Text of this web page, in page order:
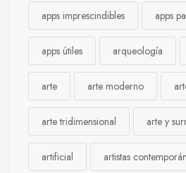
apps imprescindibles apps
apps útiles arqueología
arte arte moderno
arte tridimensional arte y
artificial artistas